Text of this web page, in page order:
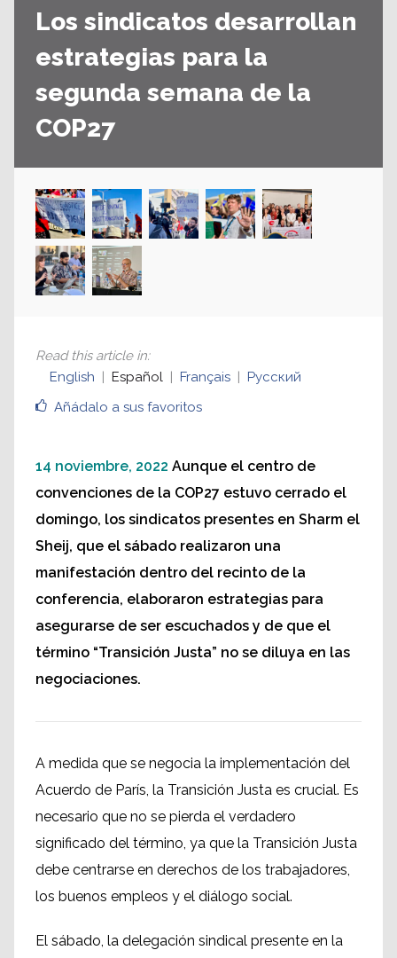
Los sindicatos desarrollan
estrategias para la
segunda semana de la
COP27
Añádalo a sus favoritos
Read this article in:
English
Español Français Русский
14 noviembre, 2022 Aunque el centro de
convenciones de la COP27 estuvo cerrado el
domingo, los sindicatos presentes en Sharm el
Sheij, que el sábado realizaron una
manifestación dentro del recinto de la
conferencia, elaboraron estrategias para
asegurarse de ser escuchados y de que el
término “Transición Justa” no se diluya en las
negociaciones.
A medida que se negocia la implementación del
Acuerdo de París, la Transición Justa es crucial. Es
necesario que no se pierda el verdadero
significado del término, ya que la Transición Justa
debe centrarse en derechos de los trabajadores,
los buenos empleos y el diálogo social.
El sábado, la delegación sindical presente en la